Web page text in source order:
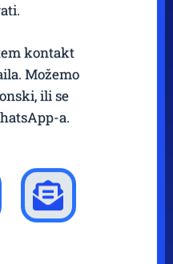
kontakt
Možemo
ili se
a.